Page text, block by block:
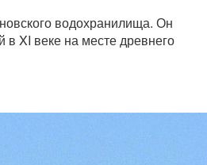
водохранилища. Он
XI веке на месте древнего